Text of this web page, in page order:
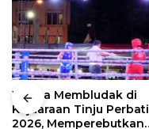
Warga Membludak di
Kejuaraan Tinju Perbati
2026, Memperebutkan